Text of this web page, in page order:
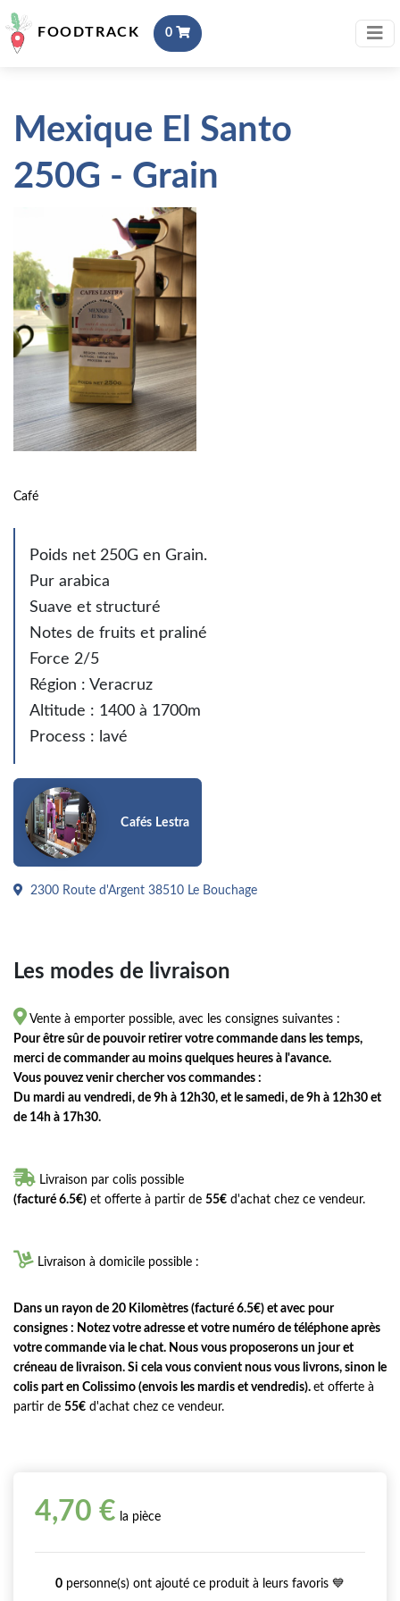
FOODTRACK 0
Mexique El Santo
250G - Grain
Café
Poids net 250G en Grain.
Pur arabica
Suave et structuré
Notes de fruits et praliné
Force 2/5
Région : Veracruz
Altitude : 1400 à 1700m
Process : lavé
Cafés Lestra
2300 Route d'Argent 38510 Le Bouchage
Les modes de livraison
 Vente à emporter possible, avec les consignes suivantes :
Pour être sûr de pouvoir retirer votre commande dans les temps,
merci de commander au moins quelques heures à l'avance.
Vous pouvez venir chercher vos commandes :
Du mardi au vendredi, de 9h à 12h30, et le samedi, de 9h à 12h30 et
de 14h à 17h30.
 Livraison par colis possible
(facturé 6.5€) et offerte à partir de 55€ d'achat chez ce vendeur.
 Livraison à domicile possible :
Dans un rayon de 20 Kilomètres (facturé 6.5€) et avec pour
consignes : Notez votre adresse et votre numéro de téléphone après
votre commande via le chat. Nous vous proposerons un jour et
créneau de livraison. Si cela vous convient nous vous livrons, sinon le
colis part en Colissimo (envois les mardis et vendredis). et offerte à
partir de 55€ d'achat chez ce vendeur.
4,70 € la pièce
0 personne(s) ont ajouté ce produit à leurs favoris 💙